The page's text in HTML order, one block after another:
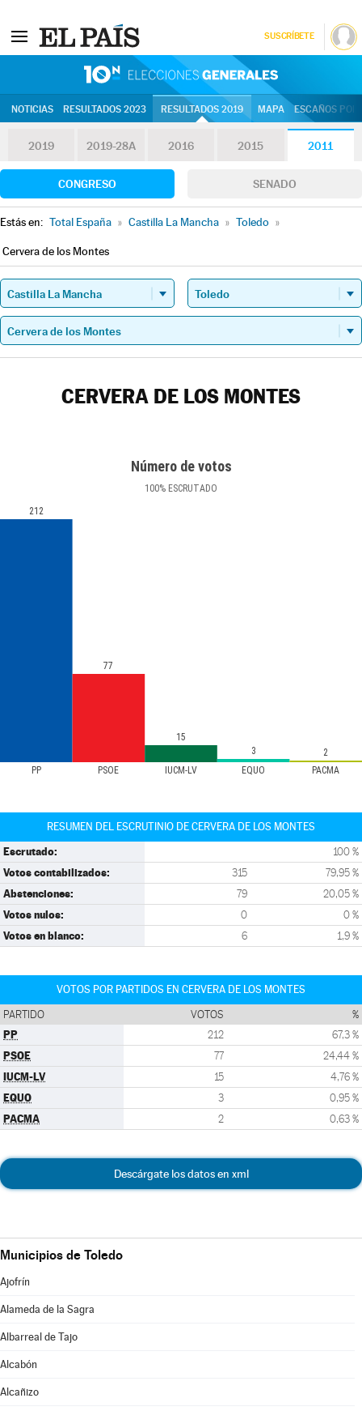
SUSCRÍBETE
NOTICIAS RESULTADOS 2023 RESULTADOS 2019 MAPA ESCAÑOS
2019 2019-28A 2016 2015 2011
CONGRESO SENADO
Estás en: Total España » Castilla La Mancha » Toledo »
Cervera de los Montes
CERVERA DE LOS MONTES
Número de votos
100% ESCRUTADO
PP PSOE IUCM-LV EQUO PACMA
212
77
15
3
2
RESUMEN DEL ESCRUTINIO DE CERVERA DE LOS MONTES
Escrutado: 100 %
Votos contabilizados: 315 79,95 %
Abstenciones: 79 20,05 %
Votos nulos: 0 0 %
Votos en blanco: 6 1,9 %
VOTOS POR PARTIDOS EN CERVERA DE LOS MONTES
PARTIDO VOTOS %
PP 212 67,3 %
PSOE 77 24,44 %
IUCM-LV 15 4,76 %
EQUO 3 0,95 %
PACMA 2 0,63 %
Descárgate los datos en xml
Municipios de Toledo
Ajofrín
Alameda de la Sagra
Albarreal de Tajo
Alcabón
Alcañizo